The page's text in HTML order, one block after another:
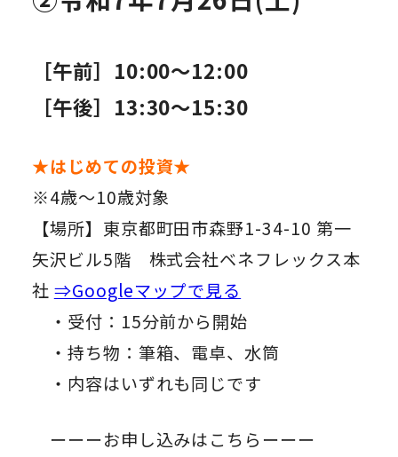
［午前］10:00～12:00
［午後］13:30～15:30
★はじめての投資★
※4歳～10歳対象
【場所】東京都町田市森野1-34-10 第一
矢沢ビル5階 株式会社ベネフレックス本
社 ⇒Googleマップで見る
・受付：15分前から開始
・持ち物：筆箱、電卓、水筒
・内容はいずれも同じです
ーーーお申し込みはこちらーーー